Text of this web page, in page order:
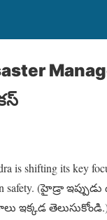
is shifting its key
safety. (హైడ్రా
ఇక్కడ